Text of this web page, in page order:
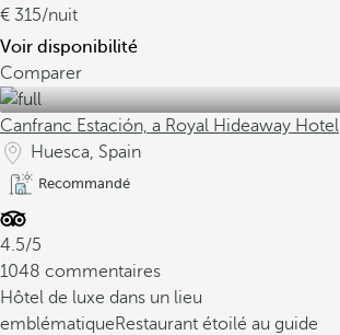
315/nuit
Voir disponibilité
Comparer
Canfranc Estación, a Royal Hideaway Hotel
Huesca, Spain
Recommandé
4.5/5
1048 commentaires
Hôtel de luxe dans un lieu
emblématiqueRestaurant étoilé au guide